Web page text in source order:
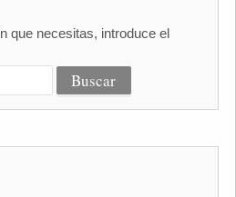
que necesitas, introduce el